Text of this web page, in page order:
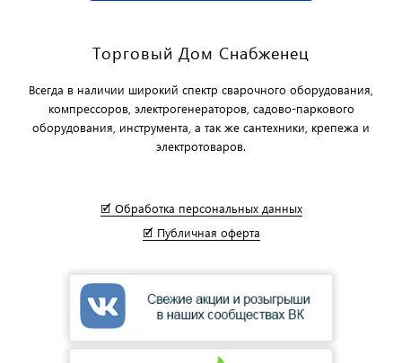
Торговый Дом Снабженец
Всегда в наличии широкий спектр сварочного оборудования,
компрессоров, электрогенераторов, садово-паркового
оборудования, инструмента, а так же сантехники, крепежа и
электротоваров.
🗹 Обработка персональных данных
🗹 Публичная оферта